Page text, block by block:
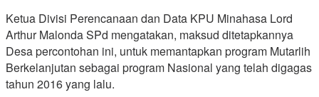
Ketua Divisi Perencanaan dan Data KPU Minahasa Lord
Arthur Malonda SPd mengatakan, maksud ditetapkannya
Desa percontohan ini, untuk memantapkan program Mutarlih
Berkelanjutan sebagai program Nasional yang telah digagas
tahun 2016 yang lalu.